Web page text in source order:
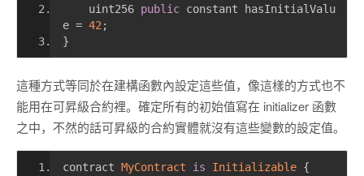
    uint256
public constant hasInitialValu
e = 42 ;
}
這種方式等同於在建構函數內設定這些值，像這樣的方式也不
能用在可昇級合約裡。確定所有的初始值寫在 initializer 函數
之中，不然的話可昇級的合約實體就沒有這些變數的設定值。
contract MyContract is Initializable {